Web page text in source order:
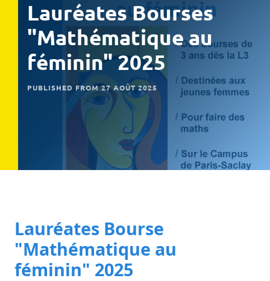
Lauréates Bourses
"Mathématique au
féminin" 2025
PUBLISHED FROM 27 AOÛT 2025
Lauréates Bourse
"Mathématique au
féminin" 2025